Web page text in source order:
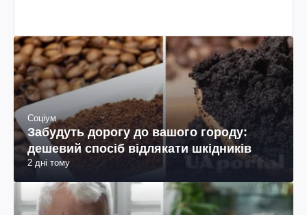
Соціум
Забудуть дорогу до вашого городу:
дешевий спосіб відлякати шкідників
2 дні тому